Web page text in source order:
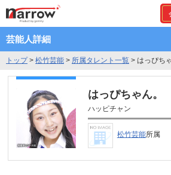
芸能人詳細
トップ> 松竹芸能 > 所属タレント一覧 > はっぴち
はっぴちゃん。
ハッピチャン
松竹芸能所属